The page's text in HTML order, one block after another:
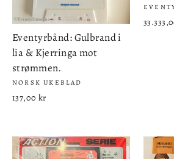
Eventyrbånd: Gulbrand i
lia & Kjerringa mot
strømmen.
NORSK UKEBLAD
137,00 kr